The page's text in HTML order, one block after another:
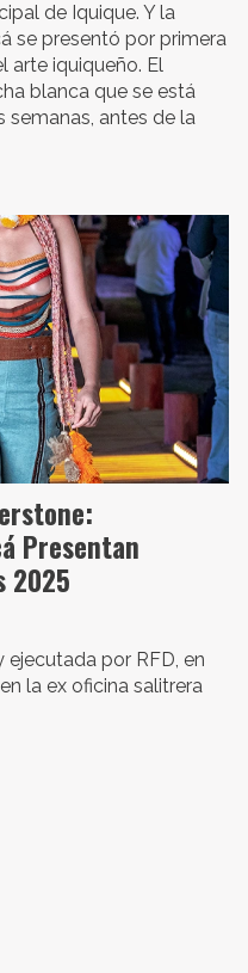
de Iquique. Y la
se presentó por primera
arte iquiqueño. El
blanca que se está
semanas, antes de la
Presentan
2025
por RFD, en
la ex oficina salitrera